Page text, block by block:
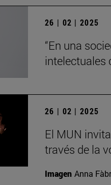
26 | 02 | 2025
“En una
intelectuales
26 | 02 | 2025
El MUN
través de la
Imagen Anna